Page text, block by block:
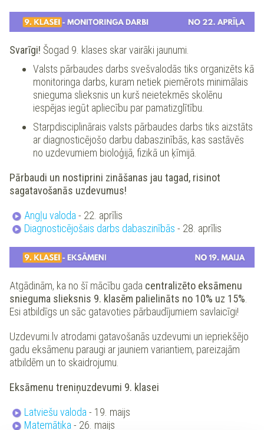
Svarīgi! Šogad 9. klases skar vairāki jaunumi.
Valsts pārbaudes darbs svešvalodās tiks organizēts kā
monitoringa darbs, kuram netiek piemērots minimālais
snieguma slieksnis un kurš neietekmēs skolēnu
iespējas iegūt apliecību par pamatizglītību.
Starpdisciplinārais valsts pārbaudes darbs tiks aizstāts
ar diagnosticējošo darbu dabaszinībās, kas sastāvēs
no uzdevumiem bioloģijā, fizikā un ķīmijā.
Pārbaudi un nostiprini zināšanas jau tagad, risinot
sagatavošanās uzdevumus!
Angļu valoda- 22. aprīlis
Diagnosticējošais darbs dabaszinībās - 28. aprīlis
Atgādinām, ka no šī mācību gada centralizēto eksāmenu
snieguma slieksnis 9. klasēm palielināts no 10% uz 15%
Esi atbildīgs un sāc gatavoties pārbaudījumiem savlaicīgi!
Uzdevumi.lv atrodami gatavošanās uzdevumi un iepriekšējo
gadu eksāmenu paraugi ar jauniem variantiem, pareizajām
atbildēm un to skaidrojumu.
Eksāmenu treniņuzdevumi 9. klasei
Latviešu valoda - 19. maijs
Matemātika - 26. maijs